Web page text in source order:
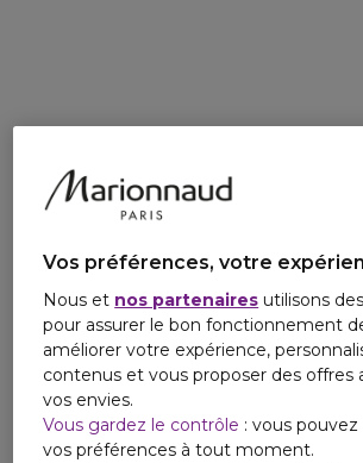
Vos préférences, votre
Nous et nos partenaires utilisons
pour assurer le bon fonctionnement
améliorer votre expérience,
contenus et vous proposer des offres
vos envies.
Vous gardez le contrôle : vous
vos préférences à tout moment.